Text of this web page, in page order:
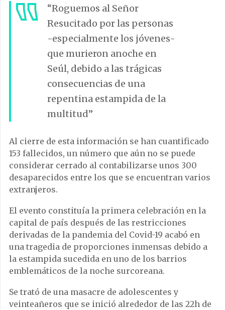
“Roguemos al Señor
Resucitado por las personas
-especialmente los jóvenes-
que murieron anoche en
Seúl, debido a las trágicas
consecuencias de una
repentina estampida de la
multitud”
Al cierre de esta información se han cuantificado
153 fallecidos, un número que aún no se puede
considerar cerrado al contabilizarse unos 300
desaparecidos entre los que se encuentran varios
extranjeros.
El evento constituía la primera celebración en la
capital de país después de las restricciones
derivadas de la pandemia del Covid-19 acabó en
una tragedia de proporciones inmensas debido a
la estampida sucedida en uno de los barrios
emblemáticos de la noche surcoreana.
Se trató de una masacre de adolescentes y
veinteañeros que se inició alrededor de las 22h de